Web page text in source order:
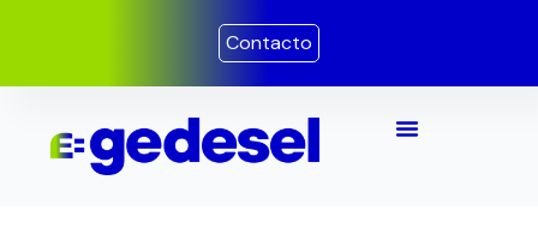
Contacto